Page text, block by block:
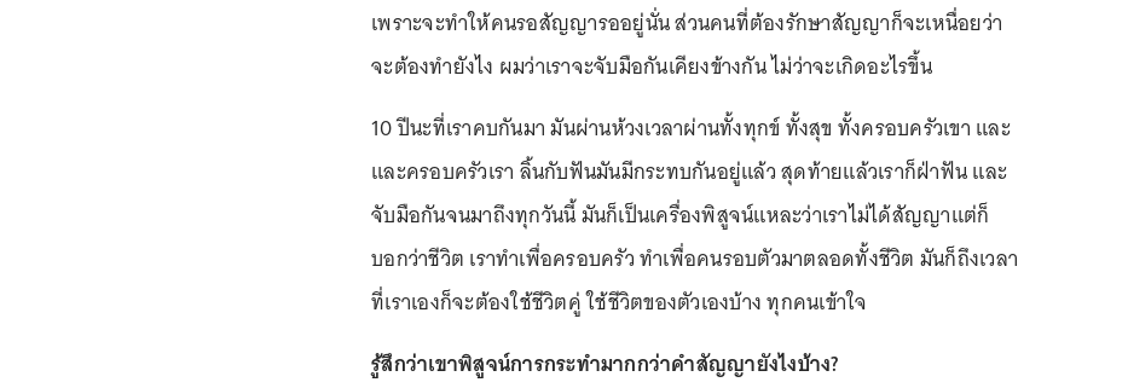
เพราะจะทำให้คนรอสัญญารออยู่นั่น ส่วนคนที่ต้องรักษาสัญญาก็จะเหนื่อยว่า
จะต้องทำยังไง ผมว่าเราจะจับมือกันเคียงข้างกัน ไม่ว่าจะเกิดอะไรขึ้น
10 ปีนะที่เราคบกันมา มันผ่านห้วงเวลาผ่านทั้งทุกข์ ทั้งสุข ทั้งครอบครัวเขา และ
และครอบครัวเรา ลิ้นกับฟันมันมีกระทบกันอยู่แล้ว สุดท้ายแล้วเราก็ฝ่าฟัน และ
จับมือกันจนมาถึงทุกวันนี้ มันก็เป็นเครื่องพิสูจน์แหละว่าเราไม่ได้สัญญาแต่ก็
บอกว่าชีวิต เราทำเพื่อครอบครัว ทำเพื่อคนรอบตัวมาตลอดทั้งชีวิต มันก็ถึงเวลา
ที่เราเองก็จะต้องใช้ชีวิตคู่ ใช้ชีวิตของตัวเองบ้าง ทุกคนเข้าใจ
รู้สึกว่าเขาพิสูจน์การกระทำมากกว่าคำสัญญายังไงบ้าง?